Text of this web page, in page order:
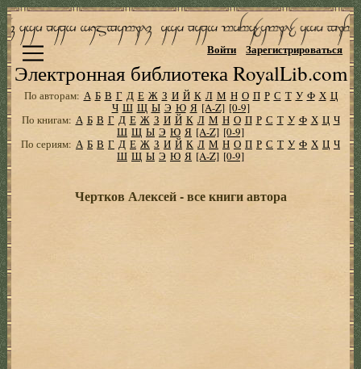
Электронная библиотека RoyalLib.com
Войти Зарегистрироваться
По авторам: А Б В Г Д Е Ж З И Й К Л М Н О П Р С Т У Ф Х Ц
Ч Ш Щ Ы Э Ю Я [A-Z] [0-9]
По книгам: А Б В Г Д Е Ж З И Й К Л М Н О П Р С Т У Ф Х Ц Ч
Ш Щ Ы Э Ю Я [A-Z] [0-9]
По сериям: А Б В Г Д Е Ж З И Й К Л М Н О П Р С Т У Ф Х Ц Ч
Ш Щ Ы Э Ю Я [A-Z] [0-9]
Чертков Алексей - все книги автора